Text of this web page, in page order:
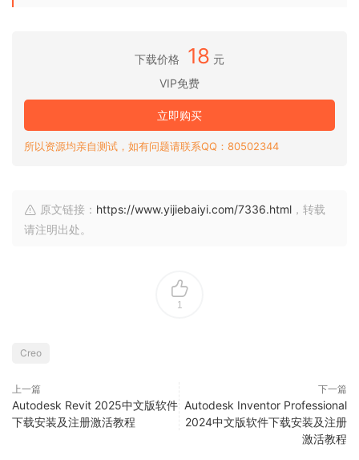
下载价格 18 元
VIP免费
立即购买
所以资源均亲自测试，如有问题请联系QQ：80502344
原文链接： https://www.yijiebaiyi.com/7336.html ，转载
请注明出处。
1
Creo
上一篇
Autodesk Revit 2025中文版软件
下载安装及注册激活教程
下一篇
Autodesk Inventor Professional
2024中文版软件下载安装及注册
激活教程